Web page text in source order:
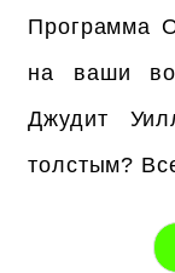
Программа
на ваши
Джудит
толстым?